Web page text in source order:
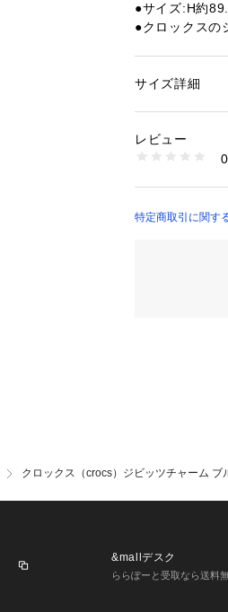
●サイズ:H約
●クロックスの
【商品の購入
※ブラウザやお
実際の商品の
了承ください
性別：レディース
サイズ詳細
レビュー
特定商取引に関す
クロックス（crocs）ジビッツチャーム
&mallデスク
ららぽーと受取なら送料